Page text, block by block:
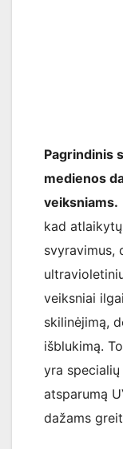
Pagrindinis
medienos
veiksniams.
kad
svyravimus,
veiksniai
skilinėjimą,
išblukimą.
yra
atsparumą
dažams